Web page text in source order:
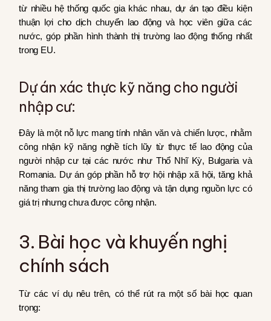
từ nhiều hệ thống quốc gia khác nhau, dự án tạo điều kiện
thuận lợi cho dịch chuyển lao động và học viên giữa các
nước, góp phần hình thành thị trường lao động thống nhất
trong EU.
Dự án xác thực kỹ năng cho người
nhập cư:
Đây là một nỗ lực mang tính nhân văn và chiến lược, nhằm
công nhận kỹ năng nghề tích lũy từ thực tế lao động của
người nhập cư tại các nước như Thổ Nhĩ Kỳ, Bulgaria và
Romania. Dự án góp phần hỗ trợ hội nhập xã hội, tăng khả
năng tham gia thị trường lao động và tận dụng nguồn lực có
giá trị nhưng chưa được công nhận.
3. Bài học và khuyến nghị
chính sách
Từ các ví dụ nêu trên, có thể rút ra một số bài học quan
trọng: